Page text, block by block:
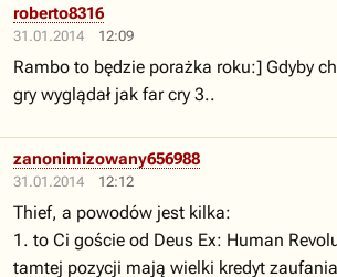
31.01.2014 12:09
roberto8316
Rambo to będzie porażka roku:] Gdyby
gry wyglądał jak far cry 3..
31.01.2014 12:12
zanonimizowany656988
Thief, a powodów jest kilka:
1. to Ci goście od Deus Ex: Human
tamtej pozycji mają wielki kredyt